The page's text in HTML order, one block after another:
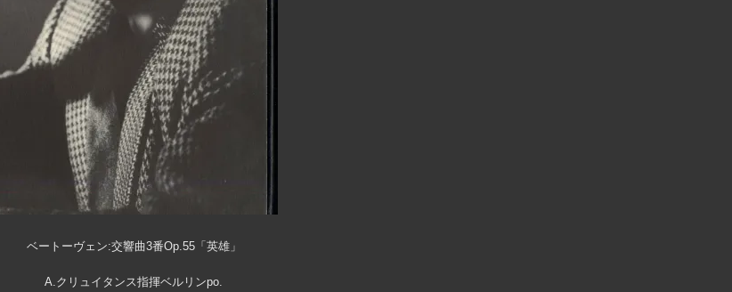
ベートーヴェン:交響曲3番Op.55「英雄」
A.クリュイタンス指揮ベルリンpo.